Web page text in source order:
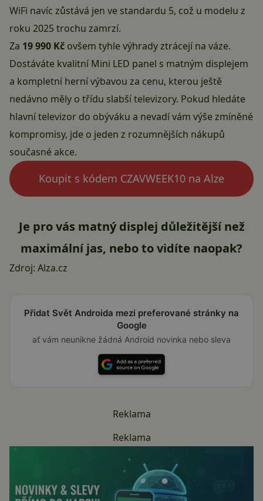
WiFi navíc zůstává jen ve standardu 5, což u modelu z
roku 2025 trochu zamrzí.
Za 19 990 Kč ovšem tyhle výhrady ztrácejí na váze.
Dostáváte kvalitní Mini LED panel s matným displejem
a kompletní herní výbavou za cenu, kterou ještě
nedávno měly o třídu slabší televizory. Pokud hledáte
hlavní televizor do obýváku a nevadí vám výše zmíněné
kompromisy, jde o jeden z rozumnějších nákupů
současné akce.
Koupit s kódem CZAVWEEK10 na Alze
Je pro vás matný displej důležitější než
maximální jas, nebo to vidíte naopak?
Zdroj: Alza.cz
Přidat Svět Androida mezi preferované stránky na
Google
ať vám neunikne žádná Android novinka nebo sleva
Reklama
Reklama